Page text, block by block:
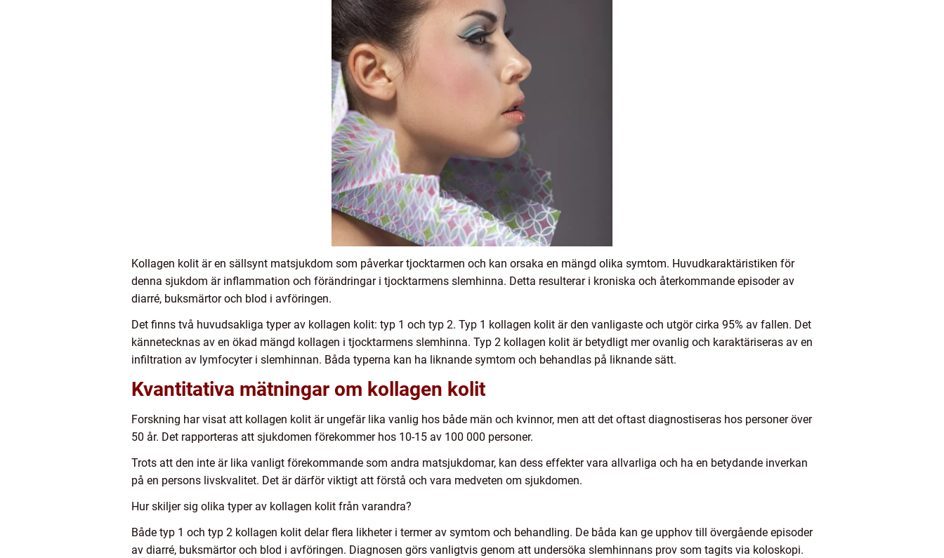
Kollagen kolit är en sällsynt matsjukdom som påverkar tjocktarmen och kan orsaka en mängd olika symtom. Huvudkaraktäristiken för
denna sjukdom är inflammation och förändringar i tjocktarmens slemhinna. Detta resulterar i kroniska och återkommande episoder av
diarré, buksmärtor och blod i avföringen.
Det finns två huvudsakliga typer av kollagen kolit: typ 1 och typ 2. Typ 1 kollagen kolit är den vanligaste och utgör cirka 95% av fallen. Det
kännetecknas av en ökad mängd kollagen i tjocktarmens slemhinna. Typ 2 kollagen kolit är betydligt mer ovanlig och karaktäriseras av en
infiltration av lymfocyter i slemhinnan. Båda typerna kan ha liknande symtom och behandlas på liknande sätt.
Kvantitativa mätningar om kollagen kolit
Forskning har visat att kollagen kolit är ungefär lika vanlig hos både män och kvinnor, men att det oftast diagnostiseras hos personer över
50 år. Det rapporteras att sjukdomen förekommer hos 10-15 av 100 000 personer.
Trots att den inte är lika vanligt förekommande som andra matsjukdomar, kan dess effekter vara allvarliga och ha en betydande inverkan
på en persons livskvalitet. Det är därför viktigt att förstå och vara medveten om sjukdomen.
Hur skiljer sig olika typer av kollagen kolit från varandra?
Både typ 1 och typ 2 kollagen kolit delar flera likheter i termer av symtom och behandling. De båda kan ge upphov till övergående episoder
av diarré, buksmärtor och blod i avföringen. Diagnosen görs vanligtvis genom att undersöka slemhinnans prov som tagits via koloskopi.